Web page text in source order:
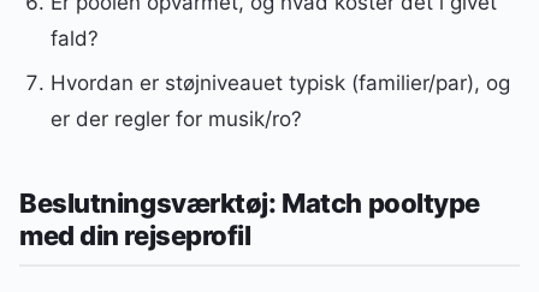
fald?
Hvordan er støjniveauet typisk (familier/par), og
er der regler for musik/ro?
Beslutningsværktøj: Match pooltype
med din rejseprofil